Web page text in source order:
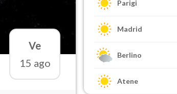
Ve
15 ago
Parigi
Madrid
Berlino
Atene